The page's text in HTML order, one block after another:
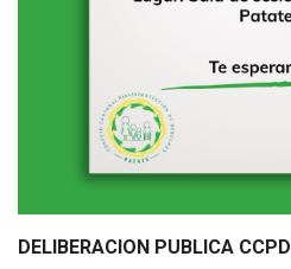
DELIBERACION PUBLICA CCPD